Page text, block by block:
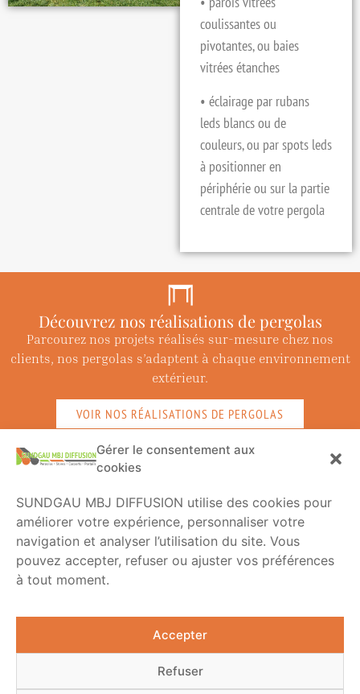
Gérer le consentement aux
cookies
SUNDGAU MBJ DIFFUSION utilise des cookies pour
améliorer votre expérience, personnaliser votre
navigation et analyser l’utilisation du site. Vous
pouvez accepter, refuser ou ajuster vos préférences
à tout moment.
Accepter
Refuser
coulissantes ou
pivotantes, ou baies
vitrées étanches
• éclairage par rubans
leds blancs ou de
couleurs, ou par spots leds
à positionner en
périphérie ou sur la partie
centrale de votre pergola
Découvrez nos réalisations de pergolas
Parcourez nos projets réalisés sur-mesure chez nos
clients, nos pergolas s’adaptent à chaque environnement
extérieur.
VOIR NOS RÉALISATIONS DE PERGOLAS